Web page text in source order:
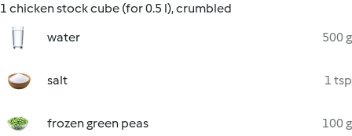
1 chicken stock cube (for 0.5 l), crumbled
water
500 g
salt 1 tsp
frozen green peas 100 g